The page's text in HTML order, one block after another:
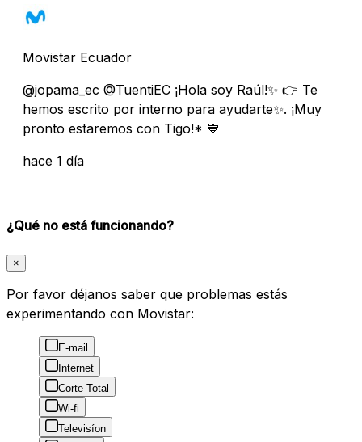
Movistar Ecuador
@jopama_ec @TuentiEC ¡Hola soy Raúl!✨ 👉 Te
hemos escrito por interno para ayudarte✨. ¡Muy
pronto estaremos con Tigo!* 💙
hace 1 día
¿Qué no está funcionando?
×
Por favor déjanos saber que problemas estás
experimentando con Movistar:
E-mail
Internet
Corte Total
Wi-fi
Televisíon